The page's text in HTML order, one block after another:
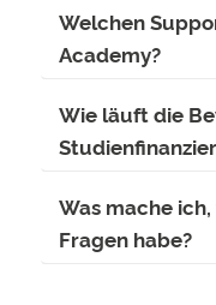
Welchen
Academy?
Wie läuft die
Was mache
Fragen habe?